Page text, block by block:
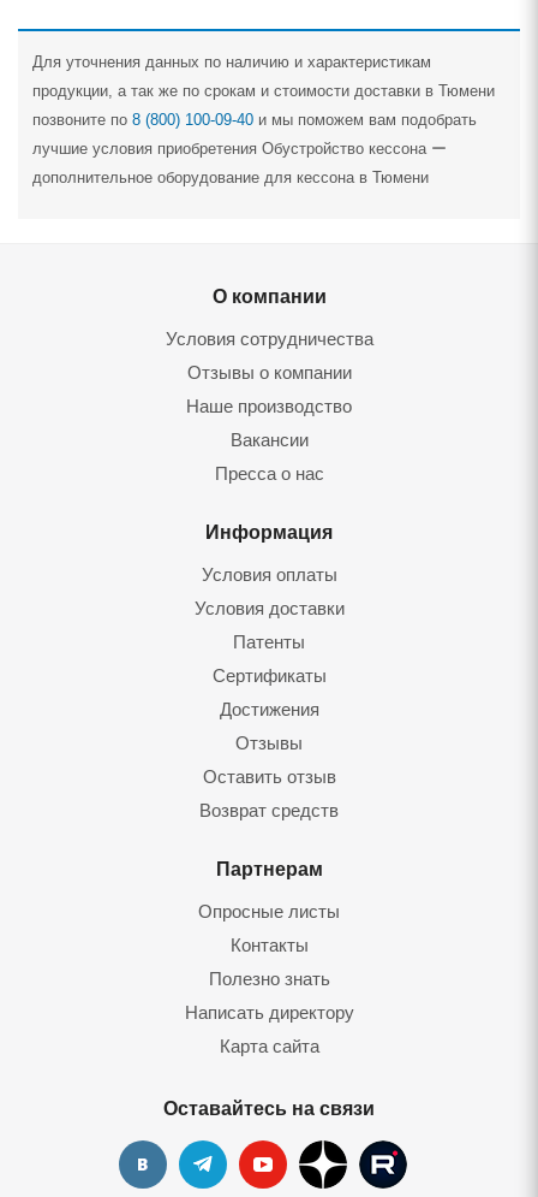
Для уточнения данных по наличию и характеристикам
продукции, а так же по срокам и стоимости доставки в Тюмени
позвоните по 8 (800) 100-09-40 и мы поможем вам подобрать
лучшие условия приобретения Обустройство кессона ー
дополнительное оборудование для кессона в Тюмени
О компании
Условия сотрудничества
Отзывы о компании
Наше производство
Вакансии
Пресса о нас
Информация
Условия оплаты
Условия доставки
Патенты
Сертификаты
Достижения
Отзывы
Оставить отзыв
Возврат средств
Партнерам
Опросные листы
Контакты
Полезно знать
Написать директору
Карта сайта
Оставайтесь на связи